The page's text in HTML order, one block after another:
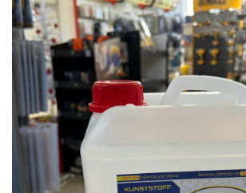
Clesti service auto
Clesti universali
Clima/Aer conditionat
Cricuri cutie viteze
Dispozitive de sablat & accesorii
Dispozitive spalat piese
Dulapuri Bancuri Carucioare
Bancuri de lucru